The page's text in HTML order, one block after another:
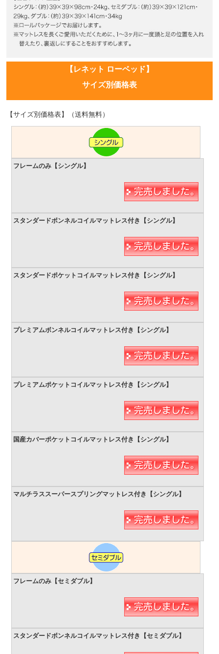
【レネット ローベッド】
サイズ別価格表
【サイズ別価格表】（送料無料）